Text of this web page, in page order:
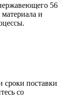
56
и
сроки поставки
со